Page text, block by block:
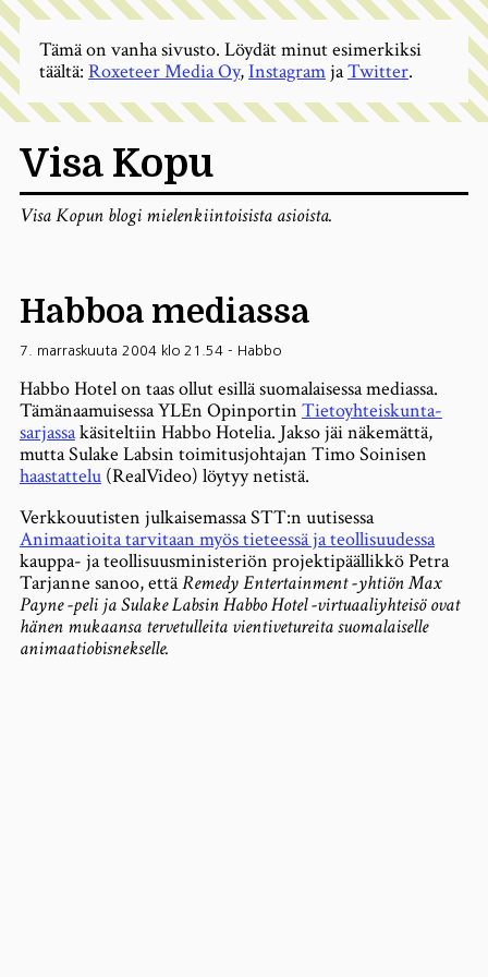
Visa Kopu
Visa Kopun blogi mielenkiintoisista asioista.
Habboa mediassa
7. marraskuuta 2004 klo 21.54- Habbo
Habbo Hotel on taas ollut esillä suomalaisessa mediassa.
Tämänaamuisessa YLEn Opinportin Tietoyhteiskunta-
sarjassakäsiteltiin Habbo Hotelia. Jakso jäi näkemättä,
mutta Sulake Labsin toimitusjohtajan Timo Soinisen
haastattelu(RealVideo) löytyy netistä.
Verkkouutisten julkaisemassa STT:n uutisessa
Animaatioita tarvitaan myös tieteessä ja teollisuudessa
kauppa- ja teollisuusministeriön projektipäällikkö Petra
Tarjanne sanoo, ettäRemedy Entertainment -yhtiön Max
Payne -peli ja Sulake Labsin Habbo Hotel -virtuaaliyhteisö ovat
hänen mukaansa tervetulleita vientivetureita suomalaiselle
animaatiobisnekselle.
Tämä on vanha sivusto. Löydät minut esimerkiksi
täältä: Roxeteer Media Oy,InstagramjaTwitter.